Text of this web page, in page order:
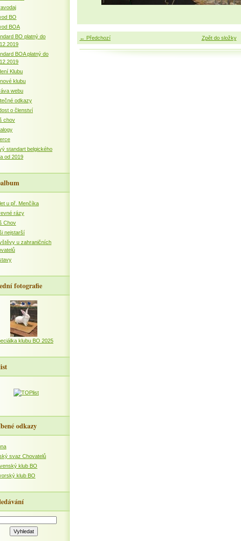
← Předchozí Zpět do složky
BO
BOA
BO platný do
BOA platný do
Klubu
klubu
webu
odkazy
o členství
chov
standart belgického
od 2019
u př. Menčíka
rázy
Chov
nejstarší
u zahraničních
fotografie
klubu BO 2025
odkazy
svaz Chovatelů
klub BO
klub BO